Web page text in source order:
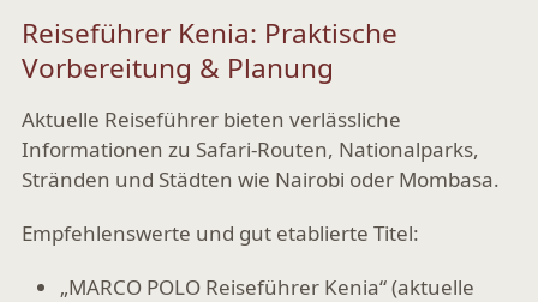
Reiseführer Kenia: Praktische
Vorbereitung & Planung
Aktuelle Reiseführer bieten verlässliche
Informationen zu Safari-Routen, Nationalparks,
Stränden und Städten wie Nairobi oder Mombasa.
Empfehlenswerte und gut etablierte Titel:
„MARCO POLO Reiseführer Kenia“ (aktuelle